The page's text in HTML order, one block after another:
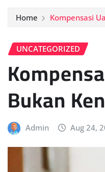
Home Kompensasi
UNCATEGORIZED
Bukan
Admin Aug 24,